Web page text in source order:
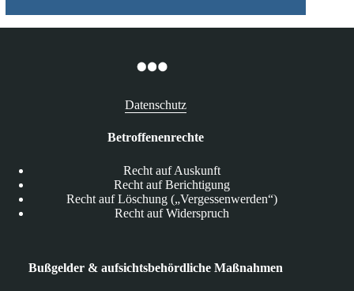
Datenschutz
Betroffenenrechte
Recht auf Auskunft
Recht auf Berichtigung
Recht auf Löschung („Vergessenwerden“)
Recht auf Widerspruch
Bußgelder & aufsichtsbehördliche Maßnahmen